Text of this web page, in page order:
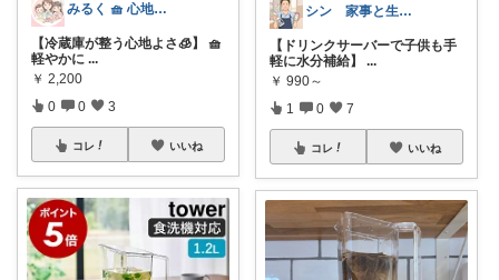
みるく 🧺 心地よい、上質な暮らしを
【冷蔵庫が整う心地よさ🧊】 🧺
軽やかに ...
￥ 2,200
0 0 3
コレ いいね
シン 家事と生活の便利グッズ
【ドリンクサーバーで子供も手
軽に水分補給】
...
￥ 990～
1 0 7
コレ いいね